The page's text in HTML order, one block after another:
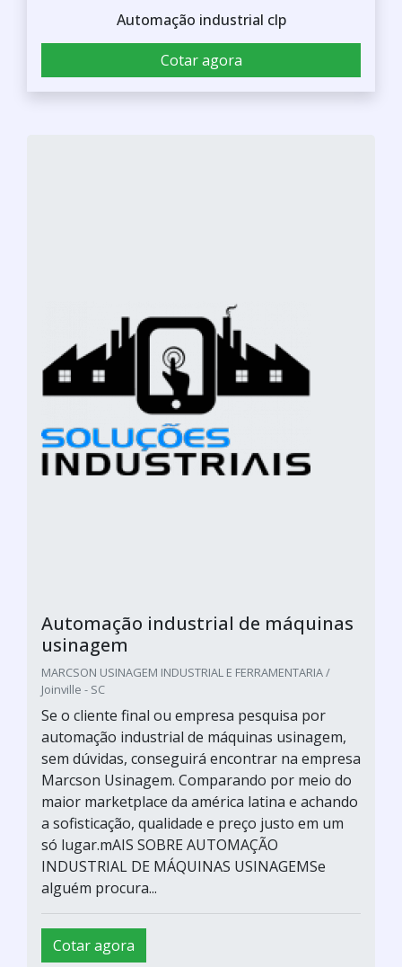
Automação industrial clp
Cotar agora
Automação industrial de máquinas
usinagem
MARCSON USINAGEM INDUSTRIAL E FERRAMENTARIA /
Joinville - SC
Se o cliente final ou empresa pesquisa por
automação industrial de máquinas usinagem,
sem dúvidas, conseguirá encontrar na empresa
Marcson Usinagem. Comparando por meio do
maior marketplace da américa latina e achando
a sofisticação, qualidade e preço justo em um
só lugar.mAIS SOBRE AUTOMAÇÃO
INDUSTRIAL DE MÁQUINAS USINAGEMSe
alguém procura...
Cotar agora